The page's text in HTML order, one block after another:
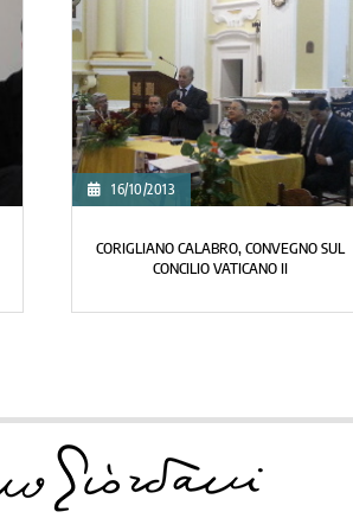
16/10/2013
CORIGLIANO CALABRO, CONVEGNO SUL
CONCILIO VATICANO II